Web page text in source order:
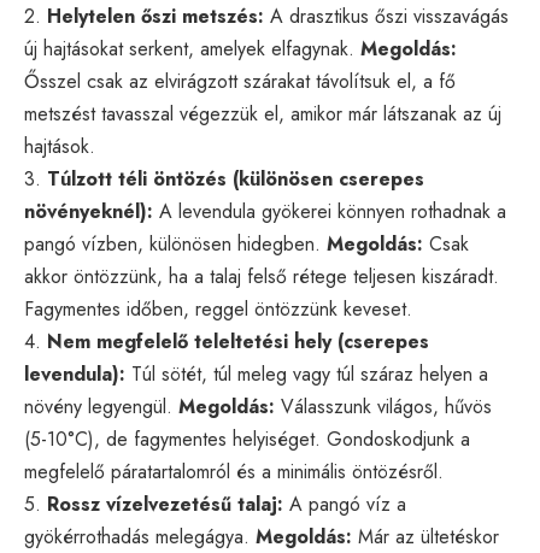
2. Helytelen őszi metszés: A drasztikus őszi visszavágás
új hajtásokat serkent, amelyek elfagynak. Megoldás:
Ősszel csak az elvirágzott szárakat távolítsuk el, a fő
metszést tavasszal végezzük el, amikor már látszanak az új
hajtások.
3. Túlzott téli öntözés (különösen cserepes
növényeknél): A levendula gyökerei könnyen rothadnak a
pangó vízben, különösen hidegben. Megoldás: Csak
akkor öntözzünk, ha a talaj felső rétege teljesen kiszáradt.
Fagymentes időben, reggel öntözzünk keveset.
4. Nem megfelelő teleltetési hely (cserepes
levendula): Túl sötét, túl meleg vagy túl száraz helyen a
növény legyengül. Megoldás: Válasszunk világos, hűvös
(5-10°C), de fagymentes helyiséget. Gondoskodjunk a
megfelelő páratartalomról és a minimális öntözésről.
5. Rossz vízelvezetésű talaj: A pangó víz a
gyökérrothadás melegágya. Megoldás: Már az ültetéskor